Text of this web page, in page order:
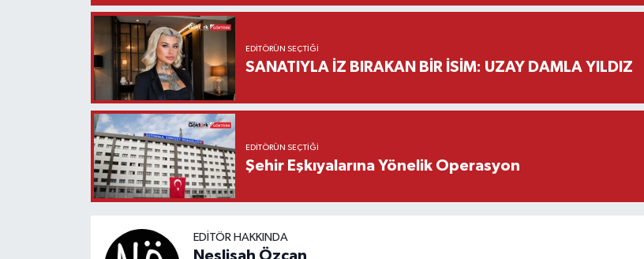
EDITÖRÜN SEÇTIĞI
SANATIYLA İZ BIRAKAN BİR İSİM: UZAY DAMLA YILDIZ
EDITÖRÜN SEÇTIĞI
Şehir Eşkıyalarına Yönelik Operasyon
EDITÖR HAKKINDA
Neslişah Özcan